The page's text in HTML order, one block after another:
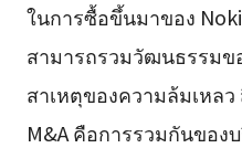
ในการซื้อขึ้นมาของ
สามารถรวมวัฒนธรรมข
สาเหตุของความล้มเหล
M&A คือการรวมกันของ